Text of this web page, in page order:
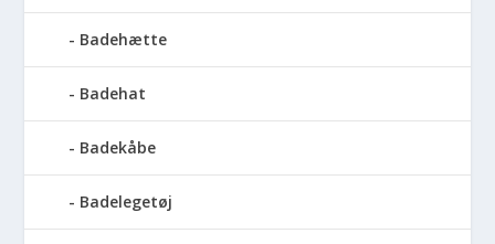
Badehætte
Badehat
Badekåbe
Badelegetøj